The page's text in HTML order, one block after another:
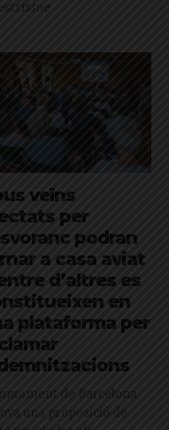
veïns
per
podran
a casa aviat
d’altres es
en
plataforma per
de Barcelona
una proposició de